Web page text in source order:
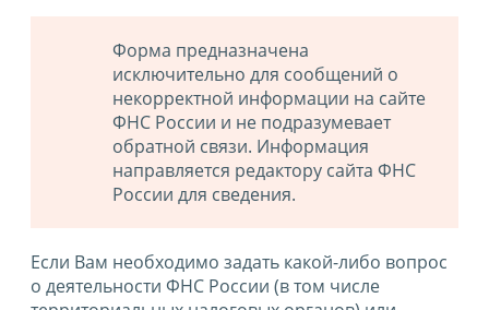
Форма предназначена
исключительно для сообщений о
некорректной информации на сайте
ФНС России и не подразумевает
обратной связи. Информация
направляется редактору сайта ФНС
России для сведения.
Если Вам необходимо задать какой-либо вопрос
о деятельности ФНС России (в том числе